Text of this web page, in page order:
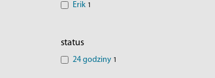
Erik 1
status
24 godziny 1